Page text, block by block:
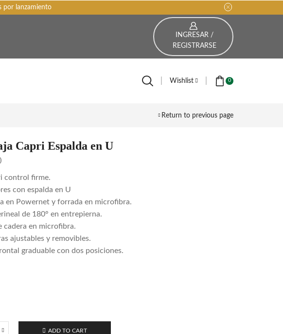
por lanzamiento
INGRESAR /
REGISTRARSE
Wishlist 0
Return to previous page
Capri Espalda en U
control firme.
con espalda en U
en Powernet y forrada en microfibra.
de 180° en entrepierna.
cadera en microfibra.
ajustables y removibles.
graduable con dos posiciones.
ADD TO CART